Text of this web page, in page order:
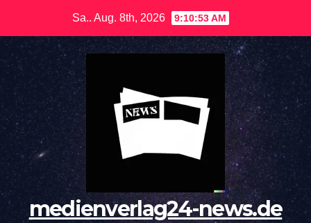
springen
Sa.. Aug. 8th, 2026 9:10:54 AM
medienverlag24-news.de